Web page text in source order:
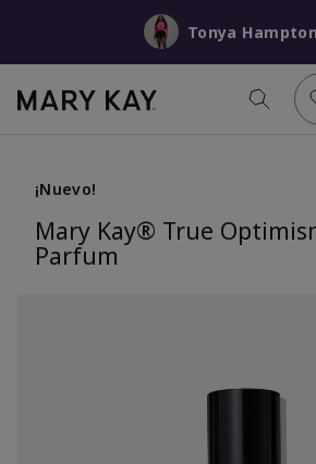
Tonya Hampton
¡Nuevo!
Mary Kay® True
Parfum